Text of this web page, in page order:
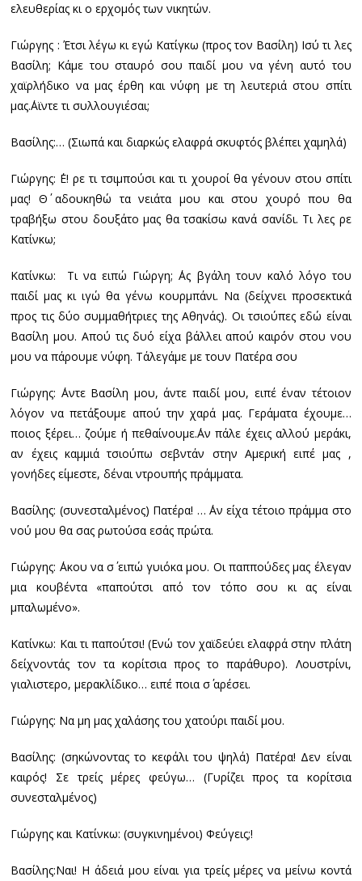
ελευθερίας κι ο ερχομός των νικητών.
Γιώργης : Έτσι λέγω κι εγώ Κατίγκω (προς τον Βασίλη) Ισύ τι λες
Βασίλη; Κάμε του σταυρό σου παιδί μου να γένη αυτό του
χαϊρλήδικο να μας έρθη και νύφη με τη λευτεριά στου σπίτι
μας.΄Αϊντε τι συλλουγιέσαι;
Βασίλης:… (Σιωπά και διαρκώς ελαφρά σκυφτός βλέπει χαμηλά)
Γιώργης: ΄Ε! ρε τι τσιμπούσι και τι χουροί θα γένουν στου σπίτι
μας! Θ΄ αδουκηθώ τα νειάτα μου και στου χουρό που θα
τραβήξω στου δουξάτο μας θα τσακίσω κανά σανίδι. Τι λες ρε
Κατίνκω;
Κατίνκω: Τι να ειπώ Γιώργη; ΄Ας βγάλη τουν καλό λόγο του
παιδί μας κι ιγώ θα γένω κουρμπάνι. Να (δείχνει προσεκτικά
προς τις δύο συμμαθήτριες της Αθηνάς). Οι τσιούπες εδώ είναι
Βασίλη μου. Απού τις δυό είχα βάλλει απού καιρόν στου νου
μου να πάρουμε νύφη. Τάλεγάμε με τουν Πατέρα σου
Γιώργης: ΄Αντε Βασίλη μου, άντε παιδί μου, ειπέ έναν τέτοιον
λόγον να πετάξουμε απού την χαρά μας. Γεράματα έχουμε…
ποιος ξέρει… ζούμε ή πεθαίνουμε.΄Αν πάλε έχεις αλλού μεράκι,
αν έχεις καμμιά τσιούπω σεβντάν στην Αμερική ειπέ μας ,
γονήδες είμεστε, δέναι ντρουπής πράμματα.
Βασίλης: (συνεσταλμένος) Πατέρα! … ΄Αν είχα τέτοιο πράμμα στο
νού μου θα σας ρωτούσα εσάς πρώτα.
Γιώργης: ΄Ακου να σ΄ ειπώ γυιόκα μου. Οι παππούδες μας έλεγαν
μια κουβέντα «παπούτσι από τον τόπο σου κι ας είναι
μπαλωμένο».
Κατίνκω: Και τι παπούτσι! (Ενώ τον χαϊδεύει ελαφρά στην πλάτη
δείχνοντάς τον τα κορίτσια προς το παράθυρο). Λουστρίνι,
γιαλιστερο, μερακλίδικο… ειπέ ποια σ΄ αρέσει.
Γιώργης: Να μη μας χαλάσης του χατούρι παιδί μου.
Βασίλης: (σηκώνοντας το κεφάλι του ψηλά) Πατέρα! Δεν είναι
καιρός! Σε τρείς μέρες φεύγω… (Γυρίζει προς τα κορίτσια
συνεσταλμένος)
Γιώργης και Κατίνκω: (συγκινημένοι) Φεύγεις;!
Βασίλης:Ναι! Η άδειά μου είναι για τρείς μέρες να μείνω κοντά